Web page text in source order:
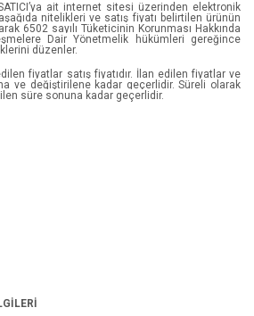
ait internet sitesi üzerinden elektronik
nitelikleri ve satış fiyatı belirtilen ürünün
6502 sayılı Tüketicinin Korunması Hakkında
Dair Yönetmelik hükümleri gereğince
düzenler.
fiyatlar satış fiyatıdır. İlan edilen fiyatlar ve
ve değiştirilene kadar geçerlidir. Süreli olarak
süre sonuna kadar geçerlidir.